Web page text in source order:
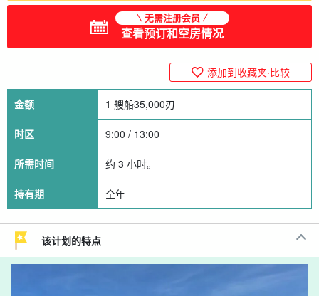
无需注册会员
查看预订和空房情况
添加到收藏夹·比较
金额 1 艘船35,000刃
时区 9:00 / 13:00
所需时间 约 3 小时。
持有期 全年
该计划的特点